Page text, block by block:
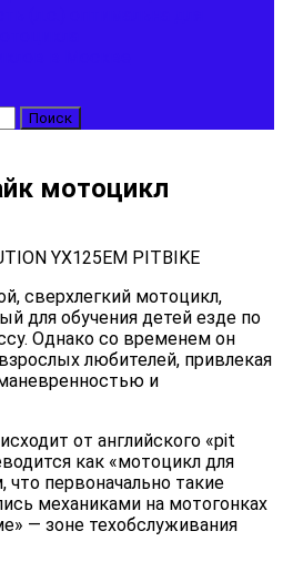
мотоцикл
сверхлегкий мотоцикл,
для обучения детей езде по
Однако со временем он
любителей, привлекая
и
от английского «pit
как «мотоцикл для
первоначально такие
механиками на мотогонках
— зоне техобслуживания